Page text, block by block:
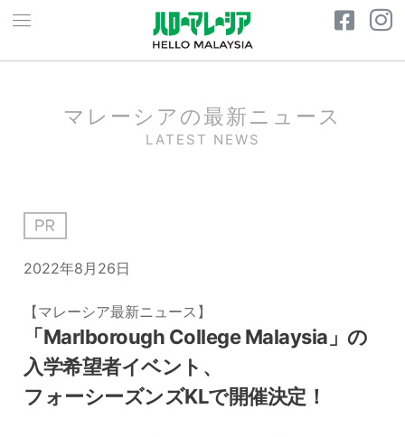
マレーシアの最新ニュース
LATEST NEWS
2022年8月26日
【マレーシア最新ニュース】
「Marlborough College Malaysia」の
入学希望者イベント、
フォーシーズンズKLで開催決定！